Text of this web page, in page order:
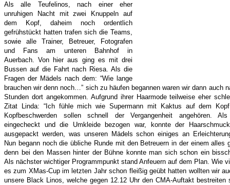
Als alle Teufelinos, nach einer eher
unruhigen Nacht mit zwei Knuppeln auf
dem Kopf, daheim noch ordentlich
gefrühstückt hatten trafen sich die Teams,
sowie alle Trainer, Betreuer, Fotografen
und Fans am unteren Bahnhof in
Auerbach. Von hier aus ging es mit drei
Bussen auf die Fahrt nach Riesa.Als die
Fragen der Mädels nach dem: “Wie lange
brauchen wir denn noch…” sich zu häufen begannen waren wir dann auch
Stunden dort angekommen. Aufgrund ihrer Haarmode teilweise eher
Zitat Linda: “Ich fühle mich wie Supermann mit Kaktus auf dem
Kopfbeschwerden sollen schnell der Vergangenheit angehören.
eingecheckt und die Umkleide bezogen war, konnte der
ausgepackt werden, was unseren Mädels schon einiges an
Nun begann noch die übliche Runde mit den Betreuern in der einem alles
denn bei den Massen hinter der Bühne konnte man sich schon ein
Als nächster wichtiger Programmpunkt stand Anfeuern auf dem Plan. Wie
es zum XMas-Cup im letzten Jahr schon fleißig geübt hatten wollten wir
unsere Black Linos, welche gegen 12.12 Uhr den CMA-Auftakt bestreiten